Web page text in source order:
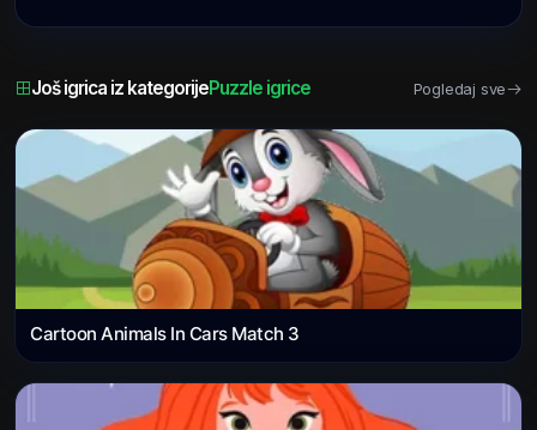
Još igrica iz kategorijePuzzle igrice Pogledaj sve
Cartoon Animals In Cars Match 3